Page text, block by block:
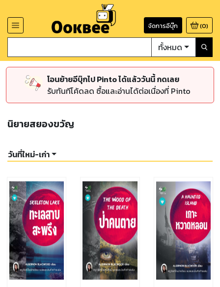
จัดการอีบุ๊ก (0)
ทั้งหมด
โอนย้ายอีบุ๊กไป Pinto ได้แล้ววันนี้ กดเลย
รับทันทีโค้ดลด ซื้อและอ่านได้ต่อเนื่องที่ Pinto
นิยายสยองขวัญ
วันที่ใหม่-เก่า